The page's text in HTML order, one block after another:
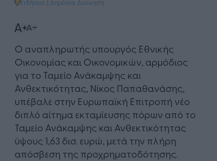
Ειδήσεις | Δημόσια Διοίκηση
Ο αναπληρωτής υπουργός Εθνικής
Οικονομίας και Οικονομικών, αρμόδιος
για το Ταμείο Ανάκαμψης και
Ανθεκτικότητας, Νίκος Παπαθανάσης,
υπέβαλε στην Ευρωπαϊκή Επιτροπή νέο
διπλό αίτημα εκταμίευσης πόρων από το
Ταμείο Ανάκαμψης και Ανθεκτικότητας
ύψους 1,63 δισ. ευρώ, μετά την πλήρη
απόσβεση της προχρηματοδότησης.